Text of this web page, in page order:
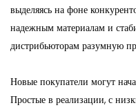
выделяясь на фоне
надежным материалам и
дистрибьюторам разумную
Новые покупатели могут
Простые в реализации, с